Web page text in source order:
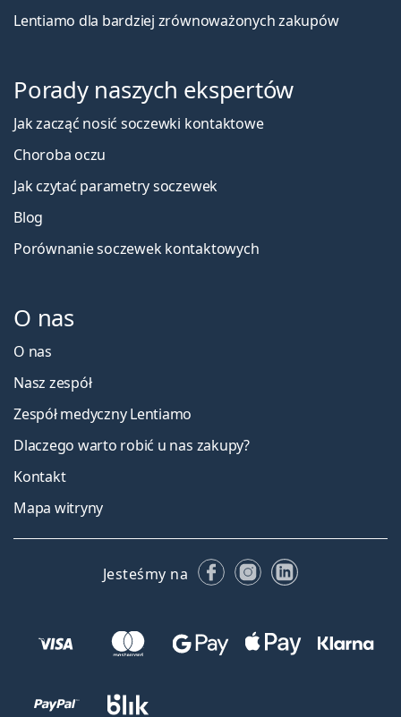
Lentiamo dla bardziej zrównoważonych zakupów
Porady naszych ekspertów
Jak zacząć nosić soczewki kontaktowe
Choroba oczu
Jak czytać parametry soczewek
Blog
Porównanie soczewek kontaktowych
O nas
O nas
Nasz zespół
Zespół medyczny Lentiamo
Dlaczego warto robić u nas zakupy?
Kontakt
Mapa witryny
Jesteśmy na FacebookuInstagramie
LinkedIn